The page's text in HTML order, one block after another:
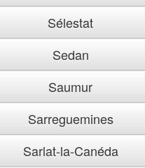
Sélestat
Sedan
Saumur
Sarreguemines
Sarlat-la-Canéda